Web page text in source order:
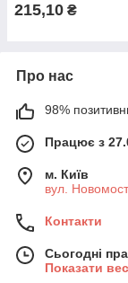
215,10 ₴
Про нас
98%
Працює з
м. Київ
вул.
Контакти
Сьогодні
Показати